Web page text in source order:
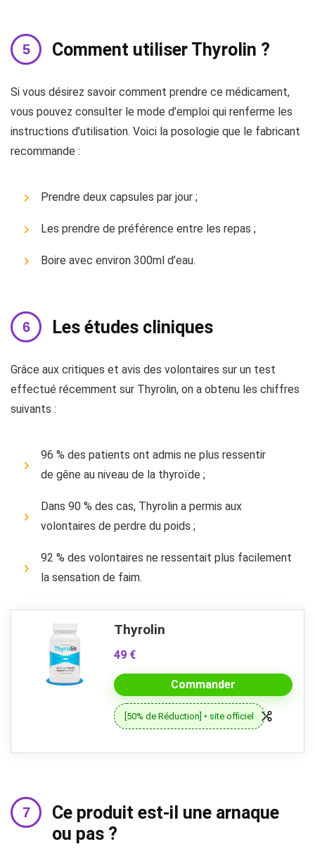
Comment utiliser Thyrolin ?
Si vous désirez savoir comment prendre ce médicament,
vous pouvez consulter le mode d’emploi qui renferme les
instructions d’utilisation. Voici la posologie que le fabricant
recommande :
Prendre deux capsules par jour ;
Les prendre de préférence entre les repas ;
Boire avec environ 300ml d’eau.
Les études cliniques
Grâce aux critiques et avis des volontaires sur un test
effectué récemment sur Thyrolin, on a obtenu les chiffres
suivants :
96 % des patients ont admis ne plus ressentir
de gêne au niveau de la thyroïde ;
Dans 90 % des cas, Thyrolin a permis aux
volontaires de perdre du poids ;
92 % des volontaires ne ressentait plus facilement
la sensation de faim.
Thyrolin
49 €
Commander
[50% de Réduction] • site officiel
Ce produit est-il une arnaque
ou pas ?